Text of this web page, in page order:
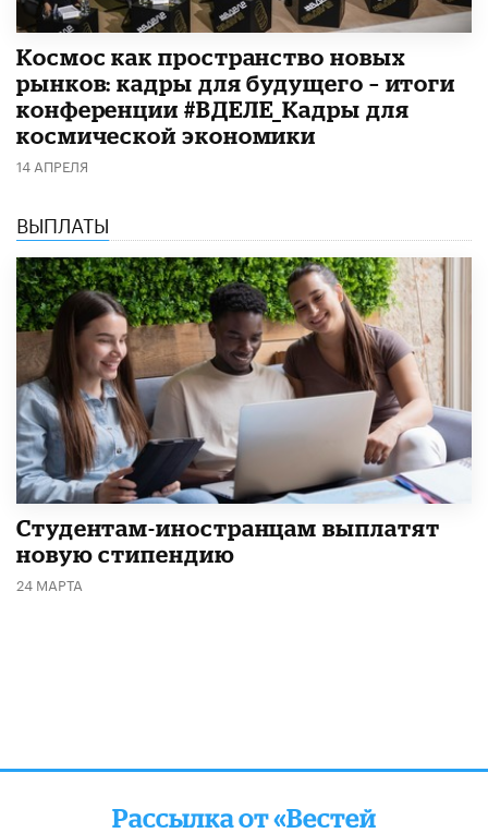
Космос как пространство новых
рынков: кадры для будущего – итоги
конференции #ВДЕЛЕ_Кадры для
космической экономики
14 АПРЕЛЯ
ВЫПЛАТЫ
Студентам-иностранцам выплатят
новую стипендию
24 МАРТА
Рассылка от «Вестей